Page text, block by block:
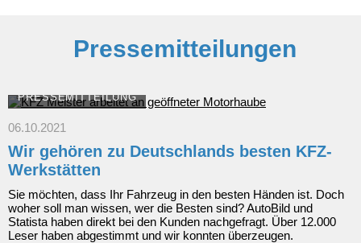
Pressemitteilungen
PRESSEMITTEILUNG
06.10.2021
Wir gehören zu Deutschlands besten KFZ-
Werkstätten
Sie möchten, dass Ihr Fahrzeug in den besten Händen ist. Doch
woher soll man wissen, wer die Besten sind? AutoBild und
Statista haben direkt bei den Kunden nachgefragt. Über 12.000
Leser haben abgestimmt und wir konnten überzeugen.